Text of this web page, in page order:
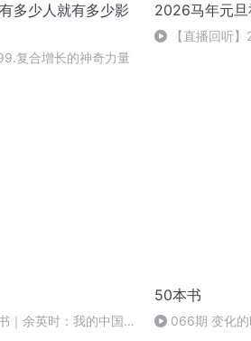
多少人就有多少影
复合增长的神奇力量
2026马年元旦
【直播回听
｜余英时：我的中国情
50本书
066期 变化的